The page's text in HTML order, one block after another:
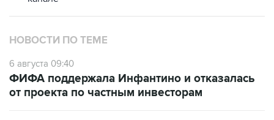
НОВОСТИ ПО ТЕМЕ
6 августа 09:40
ФИФА поддержала Инфантино и отказалась
от проекта по частным инвесторам